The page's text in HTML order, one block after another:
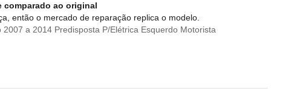
comparado ao original
então o mercado de reparação replica o modelo.
a 2014 Predisposta P/Elétrica Esquerdo Motorista